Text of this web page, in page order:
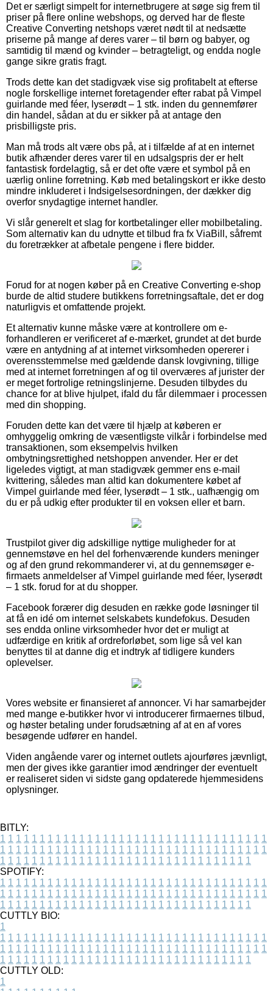
Det er særligt simpelt for internetbrugere at søge sig frem til
priser på flere online webshops, og derved har de fleste
Creative Converting netshops været nødt til at nedsætte
priserne på mange af deres varer – til børn og babyer, og
samtidig til mænd og kvinder – betragteligt, og endda nogle
gange sikre gratis fragt.
Trods dette kan det stadigvæk vise sig profitabelt at efterse
nogle forskellige internet foretagender efter rabat på Vimpel
guirlande med féer, lyserødt – 1 stk. inden du gennemfører
din handel, sådan at du er sikker på at antage den
prisbilligste pris.
Man må trods alt være obs på, at i tilfælde af at en internet
butik afhænder deres varer til en udsalgspris der er helt
fantastisk fordelagtig, så er det ofte være et symbol på en
uærlig online forretning. Køb med betalingskort er ikke desto
mindre inkluderet i Indsigelsesordningen, der dækker dig
overfor snydagtige internet handler.
Vi slår generelt et slag for kortbetalinger eller mobilbetaling.
Som alternativ kan du udnytte et tilbud fra fx ViaBill, såfremt
du foretrækker at afbetale pengene i flere bidder.
Forud for at nogen køber på en Creative Converting e-shop
burde de altid studere butikkens forretningsaftale, det er dog
naturligvis et omfattende projekt.
Et alternativ kunne måske være at kontrollere om e-
forhandleren er verificeret af e-mærket, grundet at det burde
være en antydning af at internet virksomheden opererer i
overensstemmelse med gældende dansk lovgivning, tillige
med at internet forretningen af og til overværes af jurister der
er meget fortrolige retningslinjerne. Desuden tilbydes du
chance for at blive hjulpet, ifald du får dilemmaer i processen
med din shopping.
Foruden dette kan det være til hjælp at køberen er
omhyggelig omkring de væsentligste vilkår i forbindelse med
transaktionen, som eksempelvis hvilken
ombytningsrettighed netshoppen anvender. Her er det
ligeledes vigtigt, at man stadigvæk gemmer ens e-mail
kvittering, således man altid kan dokumentere købet af
Vimpel guirlande med féer, lyserødt – 1 stk., uafhængig om
du er på udkig efter produkter til en voksen eller et barn.
Trustpilot giver dig adskillige nyttige muligheder for at
gennemstøve en hel del forhenværende kunders meninger
og af den grund rekommanderer vi, at du gennemsøger e-
firmaets anmeldelser af Vimpel guirlande med féer, lyserødt
– 1 stk. forud for at du shopper.
Facebook forærer dig desuden en række gode løsninger til
at få en idé om internet selskabets kundefokus. Desuden
ses endda online virksomheder hvor det er muligt at
udfærdige en kritik af ordreforløbet, som lige så vel kan
benyttes til at danne dig et indtryk af tidligere kunders
oplevelser.
Vores website er finansieret af annoncer. Vi har samarbejder
med mange e-butikker hvor vi introducerer firmaernes tilbud,
og høster betaling under forudsætning af at en af vores
besøgende udfører en handel.
Viden angående varer og internet outlets ajourføres jævnligt,
men der gives ikke garantier imod ændringer der eventuelt
er realiseret siden vi sidste gang opdaterede hjemmesidens
oplysninger.
BITLY:
1 1 1 1 1 1 1 1 1 1 1 1 1 1 1 1 1 1 1 1 1 1 1 1 1 1 1 1 1 1 1 1 1 1
1 1 1 1 1 1 1 1 1 1 1 1 1 1 1 1 1 1 1 1 1 1 1 1 1 1 1 1 1 1 1 1 1 1
1 1 1 1 1 1 1 1 1 1 1 1 1 1 1 1 1 1 1 1 1 1 1 1 1 1 1 1 1 1 1 1
SPOTIFY:
1 1 1 1 1 1 1 1 1 1 1 1 1 1 1 1 1 1 1 1 1 1 1 1 1 1 1 1 1 1 1 1 1 1
1 1 1 1 1 1 1 1 1 1 1 1 1 1 1 1 1 1 1 1 1 1 1 1 1 1 1 1 1 1 1 1 1 1
1 1 1 1 1 1 1 1 1 1 1 1 1 1 1 1 1 1 1 1 1 1 1 1 1 1 1 1 1 1 1 1
CUTTLY BIO:
1
1 1 1 1 1 1 1 1 1 1 1 1 1 1 1 1 1 1 1 1 1 1 1 1 1 1 1 1 1 1 1 1 1 1
1 1 1 1 1 1 1 1 1 1 1 1 1 1 1 1 1 1 1 1 1 1 1 1 1 1 1 1 1 1 1 1 1 1
1 1 1 1 1 1 1 1 1 1 1 1 1 1 1 1 1 1 1 1 1 1 1 1 1 1 1 1 1 1 1 1
CUTTLY OLD:
1